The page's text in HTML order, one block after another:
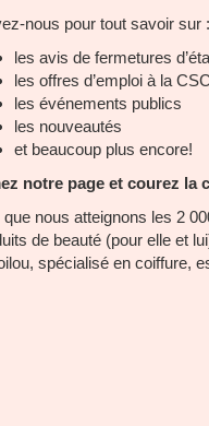
nous pour tout savoir sur :
les avis de fermetures
les offres d’emploi à la CSC
les événements publics
les nouveautés
et beaucoup plus encore!
notre page et courez la
que nous atteignons les 2
de beauté (pour elle et
spécialisé en coiffure,